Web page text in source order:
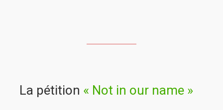
La pétition « Not in our name »